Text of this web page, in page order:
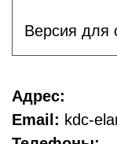
Версия для
Адрес:
Email: kdc-